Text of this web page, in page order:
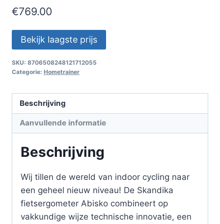
€769.00
Bekijk laagste prijs
SKU: 8706508248121712055
Categorie: Hometrainer
Beschrijving
Aanvullende informatie
Beschrijving
Wij tillen de wereld van indoor cycling naar
een geheel nieuw niveau! De Skandika
fietsergometer Abisko combineert op
vakkundige wijze technische innovatie, een